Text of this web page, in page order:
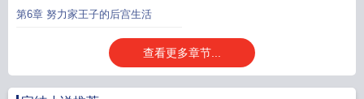
第6章 努力家王子的后宫生活
查看更多章节...